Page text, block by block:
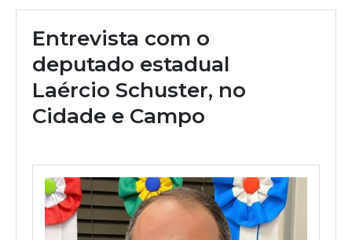
Entrevista com o
deputado estadual
Laércio Schuster, no
Cidade e Campo